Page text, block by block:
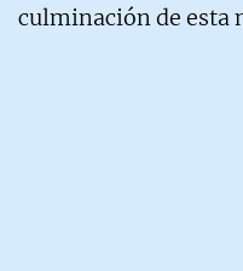
culminación de esta